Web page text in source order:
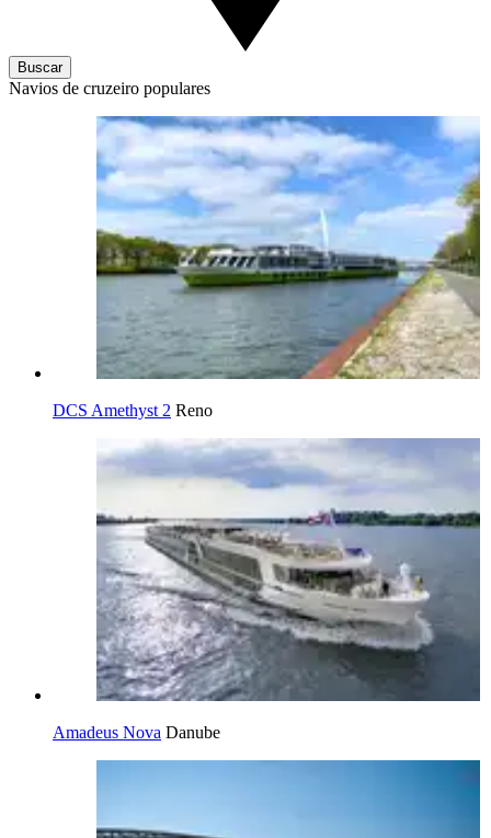
Buscar
Navios de cruzeiro populares
DCS Amethyst 2 Reno
Amadeus Nova Danube